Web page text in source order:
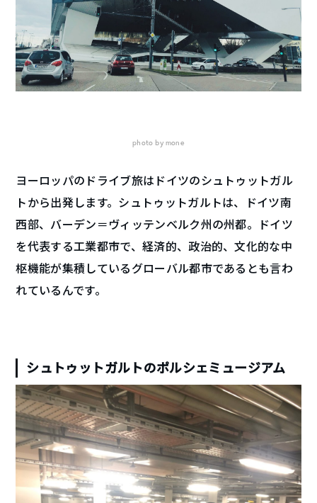
photo by mone
ヨーロッパのドライブ旅はドイツのシュトゥットガル
トから出発します。シュトゥットガルトは、ドイツ南
西部、バーデン＝ヴィッテンベルク州の州都。
ドイツ
を代表する工業都市で、経済的、政治的、文化的な中
枢機能が集積しているグローバル都市であるとも言わ
れているんです。
シュトゥットガルトのポルシェミュージアム